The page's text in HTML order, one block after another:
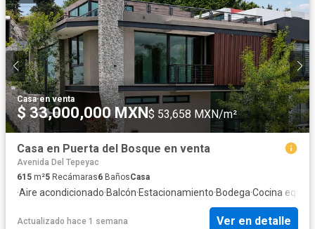
Casa·en venta
$ 33,000,000 MXN$ 53,658 MXN/m²
Casa en Puerta del Bosque en venta
Avenida Del Tepeyac
615 m²5 Recámaras6 BañosCasa
·Aire acondicionado·Balcón·Estacionamiento·Bodega·Cocina
Actualizado hace 1 semana Ver en detalle